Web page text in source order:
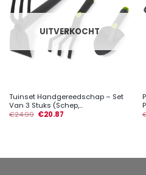
UITVERKOCHT
Tuinset Handgereedschap – Set
Van 3 Stuks (Schep,...
€24.99 €20.87